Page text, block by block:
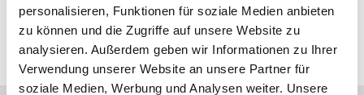
personalisieren, Funktionen für soziale Medien anbieten
zu können und die Zugriffe auf unsere Website zu
analysieren. Außerdem geben wir Informationen zu Ihrer
Verwendung unserer Website an unsere Partner für
soziale Medien, Werbung und Analysen weiter. Unsere